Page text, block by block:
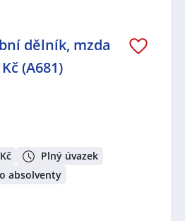
dělník, mzda
(A681)
Plný úvazek
absolventy